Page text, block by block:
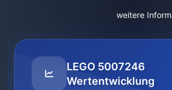
weitere
LEGO 5007246
Wertentwicklung